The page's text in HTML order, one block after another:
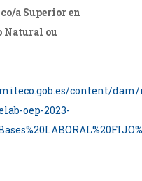
a Superior en
Natural ou
content/
oep-2023-